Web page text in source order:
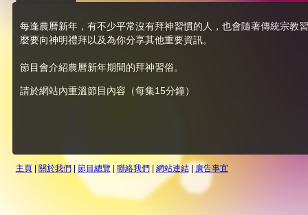
每逢農曆新年，有不少平常沒有拜神習慣的人，也會隨著傳統宗教
麼要向神明禮拜以及為你分享其他重要資訊。
節目會介紹農曆新年期間的拜神習俗。
請於網站內重溫節目內容（每集15分鐘）
主頁| 關於我們| 節目總覽| 聯絡我們| 網站連結| 廣告事宜